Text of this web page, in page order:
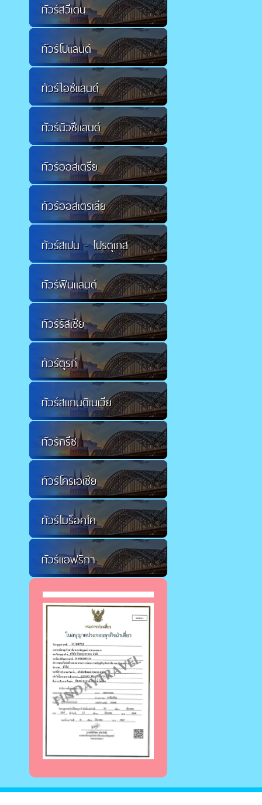
ทัวร์สวีเดน
ทัวร์โปแลนด์
ทัวร์ไอซ์แลนด์
ทัวร์นิวซีแลนด์
ทัวร์ออสเตรีย
ทัวร์ออสเตรเลีย
ทัวร์สเปน - โปรตุเกส
ทัวร์ฟินแลนด์
ทัวร์รัสเซีย
ทัวร์ตุรกี
ทัวร์สแกนดิเนเวีย
ทัวร์กรีซ
ทัวร์โครเอเชีย
ทัวร์โมร็อคโค
ทัวร์แอฟริกา